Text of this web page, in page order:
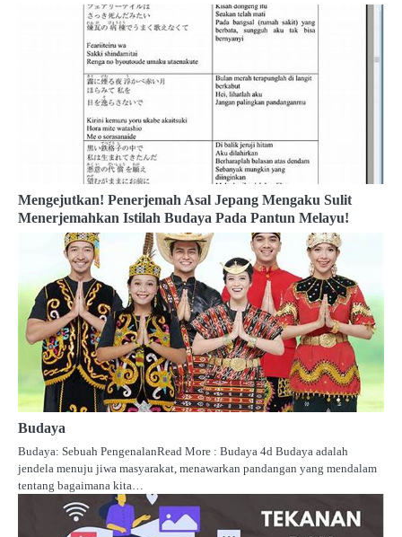
Mengejutkan! Penerjemah Asal Jepang Mengaku Sulit
Menerjemahkan Istilah Budaya Pada Pantun Melayu!
Budaya
Budaya: Sebuah PengenalanRead More : Budaya 4d Budaya adalah
jendela menuju jiwa masyarakat, menawarkan pandangan yang mendalam
tentang bagaimana kita…